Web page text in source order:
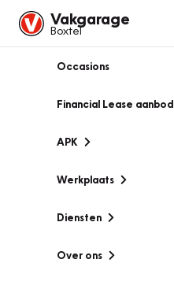
Vakgarage
Boxtel
Occasions
Financial Lease aanbod
APK
Werkplaats
Diensten
Over ons